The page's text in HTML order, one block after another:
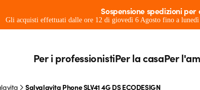
Sospensione spedizioni per
Gli acquisti effettuati dalle ore 12 di giovedì 6 Agosto fino a
Per i professionistiPer la casaPer
Salvalavita Phone SLV41 4G DS ECODESIGN